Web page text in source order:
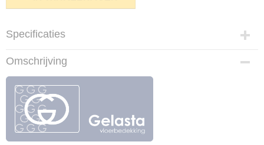
Specificaties
Productcode
0 x 400 x 1,30 cm
Poolmateriaal
100% PES
Rug
Omschrijving